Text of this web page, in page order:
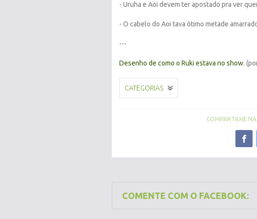
- Uruha e Aoi devem ter apostado pra ver
- O cabelo do Aoi tava ótimo metade
---
Desenho de como o Ruki estava no show.
CATEGORIAS
COMPARTILHE
COMENTE COM O FACEBOOK: